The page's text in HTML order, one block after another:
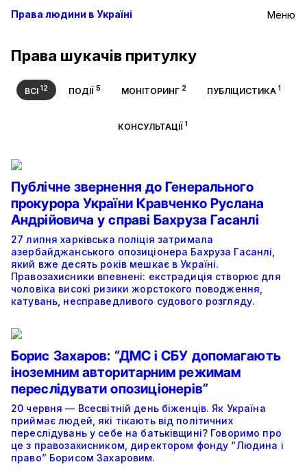
Меню
Права людини в Україні
Права шукачів притулку
ВСІ 12 ПОДІЇ 5 МОНІТОРИНГ 2 ПУБЛІЦИСТИКА 1
КОНСУЛЬТАЦІЇ 1
Публічне звернення до Генерального
прокурора України Кравченко Руслана
Андрійовича у справі Бахруза Гасанлі
27 липня харківська поліція затримала
азербайджанського опозиціонера Бахруза Гасанлі,
який вже десять років мешкає в Україні.
Правозахисники впевнені: екстрадиція створює для
чоловіка високі ризики жорстокого поводження,
катувань, несправедливого судового розгляду.
Борис Захаров: “ДМС і СБУ допомагають
іноземним авторитарним режимам
переслідувати опозиціонерів”
20 червня — Всесвітній день біженців. Як Україна
приймає людей, які тікають від політичних
переслідувань у себе на батьківщині? Говоримо про
це з правозахисником, директором фонду “Людина і
право” Борисом Захаровим.